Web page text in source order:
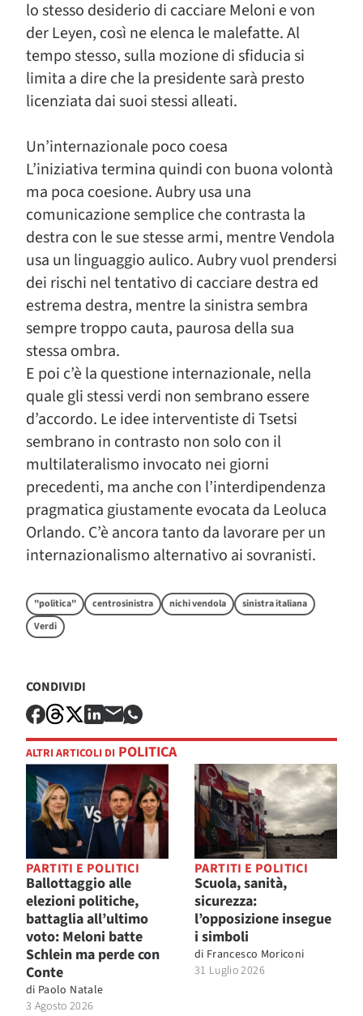
lo stesso desiderio di cacciare Meloni e von
der Leyen, così ne elenca le malefatte. Al
tempo stesso, sulla mozione di sfiducia si
limita a dire che la presidente sarà presto
licenziata dai suoi stessi alleati.
Un’internazionale poco coesa
L’iniziativa termina quindi con buona volontà
ma poca coesione. Aubry usa una
comunicazione semplice che contrasta la
destra con le sue stesse armi, mentre Vendola
usa un linguaggio aulico. Aubry vuol prendersi
dei rischi nel tentativo di cacciare destra ed
estrema destra, mentre la sinistra sembra
sempre troppo cauta, paurosa della sua
stessa ombra.
E poi c’è la questione internazionale, nella
quale gli stessi verdi non sembrano essere
d’accordo. Le idee interventiste di Tsetsi
sembrano in contrasto non solo con il
multilateralismo invocato nei giorni
precedenti, ma anche con l’interdipendenza
pragmatica giustamente evocata da Leoluca
Orlando. C’è ancora tanto da lavorare per un
internazionalismo alternativo ai sovranisti.
"politica" centrosinistra nichi vendola
sinistra italiana
Verdi
CONDIVIDI
ALTRI ARTICOLI DI POLITICA
PARTITI E POLITICI
Ballottaggio alle
elezioni politiche,
battaglia all’ultimo
voto: Meloni batte
Schlein ma perde con
Conte
di Paolo Natale
3 Agosto 2026
PARTITI E POLITICI
Scuola, sanità,
sicurezza:
l’opposizione insegue
i simboli
di Francesco Moriconi
31 Luglio 2026